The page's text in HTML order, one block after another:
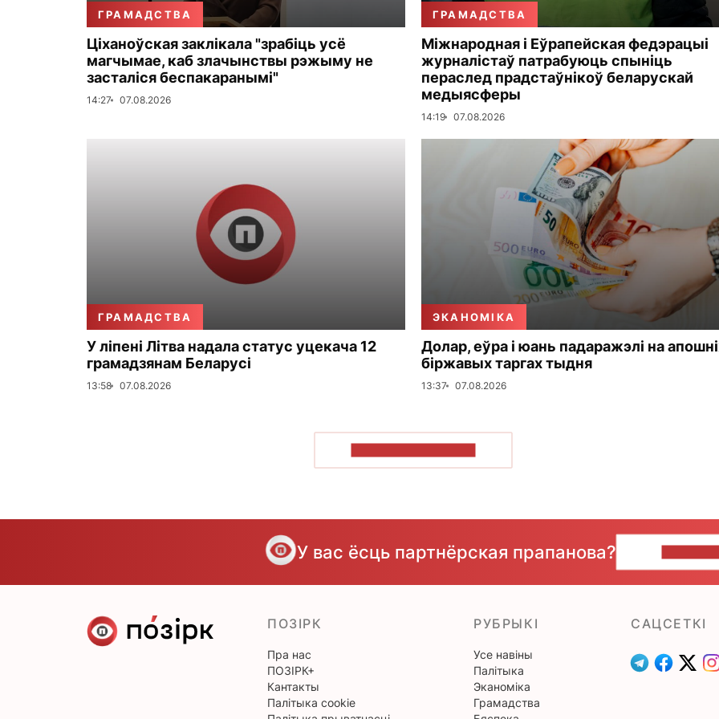
ГРАМАДСТВА
Ціханоўская заклікала "зрабіць усё
магчымае, каб злачынствы рэжыму не
засталіся беспакаранымі"
14:27 07.08.2026
ГРАМАДСТВА
Міжнародная і Еўрапейская федэрацыі
журналістаў патрабуюць спыніць
пераслед прадстаўнікоў беларускай
медыясферы
14:19 07.08.2026
ГРАМАДСТВА
У ліпені Літва надала статус уцекача 12
грамадзянам Беларусі
13:58 07.08.2026
ЭКАНОМІКА
Долар, еўра і юань падаражэлі на
біржавых таргах тыдня
13:37 07.08.2026
У вас ёсць партнёрская прапанова?
ПОЗІРК
Пра нас
ПОЗІРК+
Кантакты
Палітыка cookie
РУБРЫКІ
Усе навіны
Палітыка
Эканоміка
Грамадства
САЦСЕТКІ